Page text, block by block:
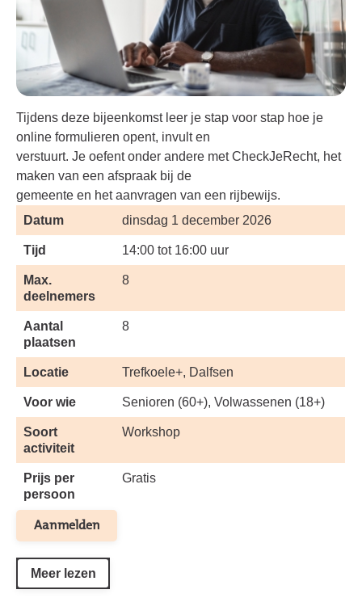
Tijdens deze bijeenkomst leer je stap voor stap hoe je
online formulieren opent, invult en
verstuurt. Je oefent onder andere met CheckJeRecht, het
maken van een afspraak bij de
gemeente en het aanvragen van een rijbewijs.
Datum
dinsdag 1 december 2026
Tijd 14:00 tot 16:00 uur
Max.
deelnemers
8
Aantal
plaatsen
8
Locatie Trefkoele+, Dalfsen
Voor wie Senioren (60+), Volwassenen (18+)
Soort
activiteit
Workshop
Prijs per
persoon
Gratis
Aanmelden
Meer lezen